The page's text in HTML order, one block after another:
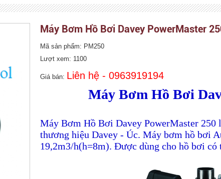
Máy Bơm Hồ Bơi Davey PowerMaster
Mã sản phẩm: PM250
Lượt xem: 1100
Giá bán: Liên hệ - 0963919194
Máy Bơm Hồ Bơi
Máy Bơm Hồ Bơi Davey PowerMaster
thương hiệu Davey - Úc. Máy bơm hồ bơi
19,2m3/h(h=8m). Được dùng cho hồ bơi có